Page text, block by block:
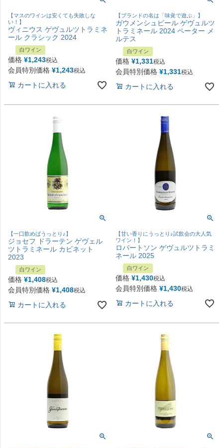
【マスのワインは安くても失敗しな
い！】
ヴィニウス ゲヴュルツトラミネ
ール クラシック 2024
白ワイン
価格 ¥1,243税込
会員特別価格 ¥1,243税込
カートに入れる
【ブランドの名は「味覚で遊ぶ」】
ガウメンシュピール ゲヴュルツ
トラミネール 2024 ペーター メ
ルテス
白ワイン
価格 ¥1,331税込
会員特別価格 ¥1,331税込
カートに入れる
【一口飲めばうっとり♪】
ジョセフ ドラーテン ゲヴェル
ツトラミネール カビネット
2023
白ワイン
価格 ¥1,408税込
会員特別価格 ¥1,408税込
カートに入れる
【甘い香りにうっとり♪試飲会の大人気
ワイン！】
ロバートソン ゲヴュルツトラミ
ネール 2025
白ワイン
価格 ¥1,430税込
会員特別価格 ¥1,430税込
カートに入れる